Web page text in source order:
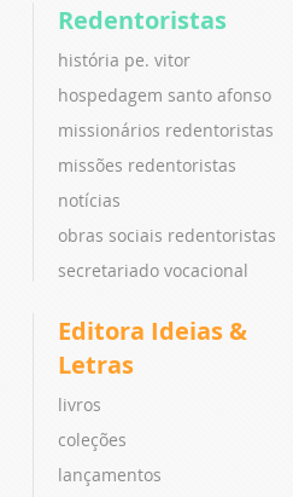
Redentoristas
história pe. vitor
hospedagem santo afonso
missionários redentoristas
missões redentoristas
notícias
obras sociais redentoristas
secretariado vocacional
Editora Ideias &
Letras
livros
coleções
lançamentos